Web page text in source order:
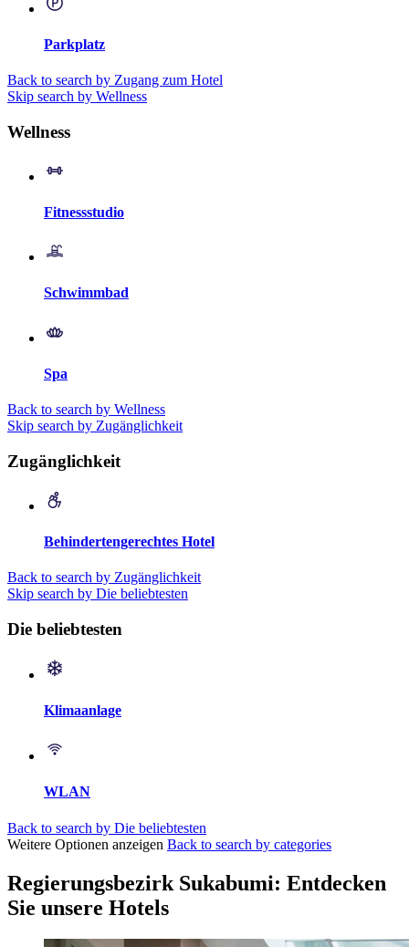
Parkplatz
Back to search by Zugang zum Hotel
Skip search by Wellness
Wellness
Fitnessstudio
Schwimmbad
Spa
Back to search by Wellness
Skip search by Zugänglichkeit
Zugänglichkeit
Behindertengerechtes Hotel
Back to search by Zugänglichkeit
Skip search by Die beliebtesten
Die beliebtesten
Klimaanlage
WLAN
Back to search by Die beliebtesten
Weitere Optionen anzeigen Back to search by categories
Regierungsbezirk Sukabumi: Entdecken
Sie unsere Hotels